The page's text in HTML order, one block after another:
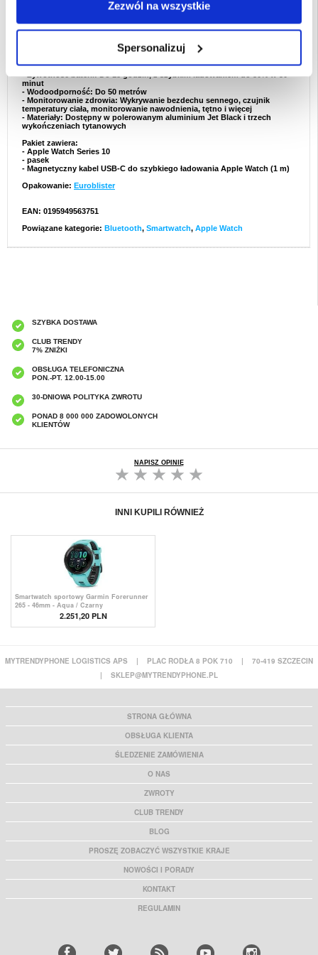
Zezwól na wszystkie
Spersonalizuj
są zaprojektowane z trwałych materiałów, co pomaga zmniejszyć wpływ
- Ulepszona interakcja: Zaawansowany wyświetlacz OLED w Apple
Watch Series 10 zapewnia żywy i responsywny interfejs, prowadząc do
- Wyświetlacz: OLED, szerokokątny, od krawędzi do krawędzi
minut
- Wodoodporność: Do 50 metrów
- Monitorowanie zdrowia: Wykrywanie bezdechu sennego, czujnik
temperatury ciała, monitorowanie nawodnienia, tętno i więcej
- Materiały: Dostępny w polerowanym aluminium Jet Black i trzech
wykończeniach tytanowych
Pakiet zawiera:
- Apple Watch Series 10
- pasek
- Magnetyczny kabel USB-C do szybkiego ładowania Apple Watch (1 m)
Opakowanie: Euroblister
EAN: 0195949563751
Powiązane kategorie: Bluetooth, Smartwatch, Apple Watch
SZYBKA DOSTAWA
CLUB TRENDY
7% ZNIŻKI
OBSŁUGA TELEFONICZNA
PON.-PT. 12.00-15.00
30-DNIOWA POLITYKA ZWROTU
PONAD 8 000 000 ZADOWOLONYCH
KLIENTÓW
NAPISZ OPINIĘ
INNI KUPILI RÓWNIEŻ
Smartwatch sportowy Garmin Forerunner
265 - 46mm - Aqua / Czarny
2.251,20PLN
MYTRENDYPHONE LOGISTICS APS | PLAC RODŁA 8 POK 710 |
70-419 SZCZECIN
|
SKLEP@MYTRENDYPHONE.PL
STRONA GŁÓWNA
OBSŁUGA KLIENTA
ŚLEDZENIE ZAMÓWIENIA
O NAS
ZWROTY
CLUB TRENDY
BLOG
PROSZĘ ZOBACZYĆ WSZYSTKIE KRAJE
NOWOŚCI I PORADY
KONTAKT
REGULAMIN